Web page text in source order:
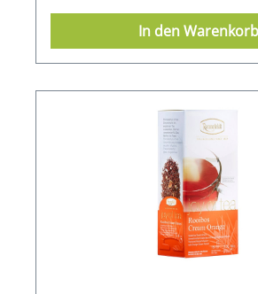
In den Warenkorb